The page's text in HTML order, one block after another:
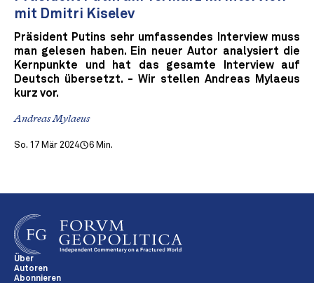
mit Dmitri Kiselev
Präsident Putins sehr umfassendes Interview muss
man gelesen haben. Ein neuer Autor analysiert die
Kernpunkte und hat das gesamte Interview auf
Deutsch übersetzt. - Wir stellen Andreas Mylaeus
kurz vor.
Andreas Mylaeus
So. 17 Mär 2024 6 Min.
Über
Autoren
Abonnieren